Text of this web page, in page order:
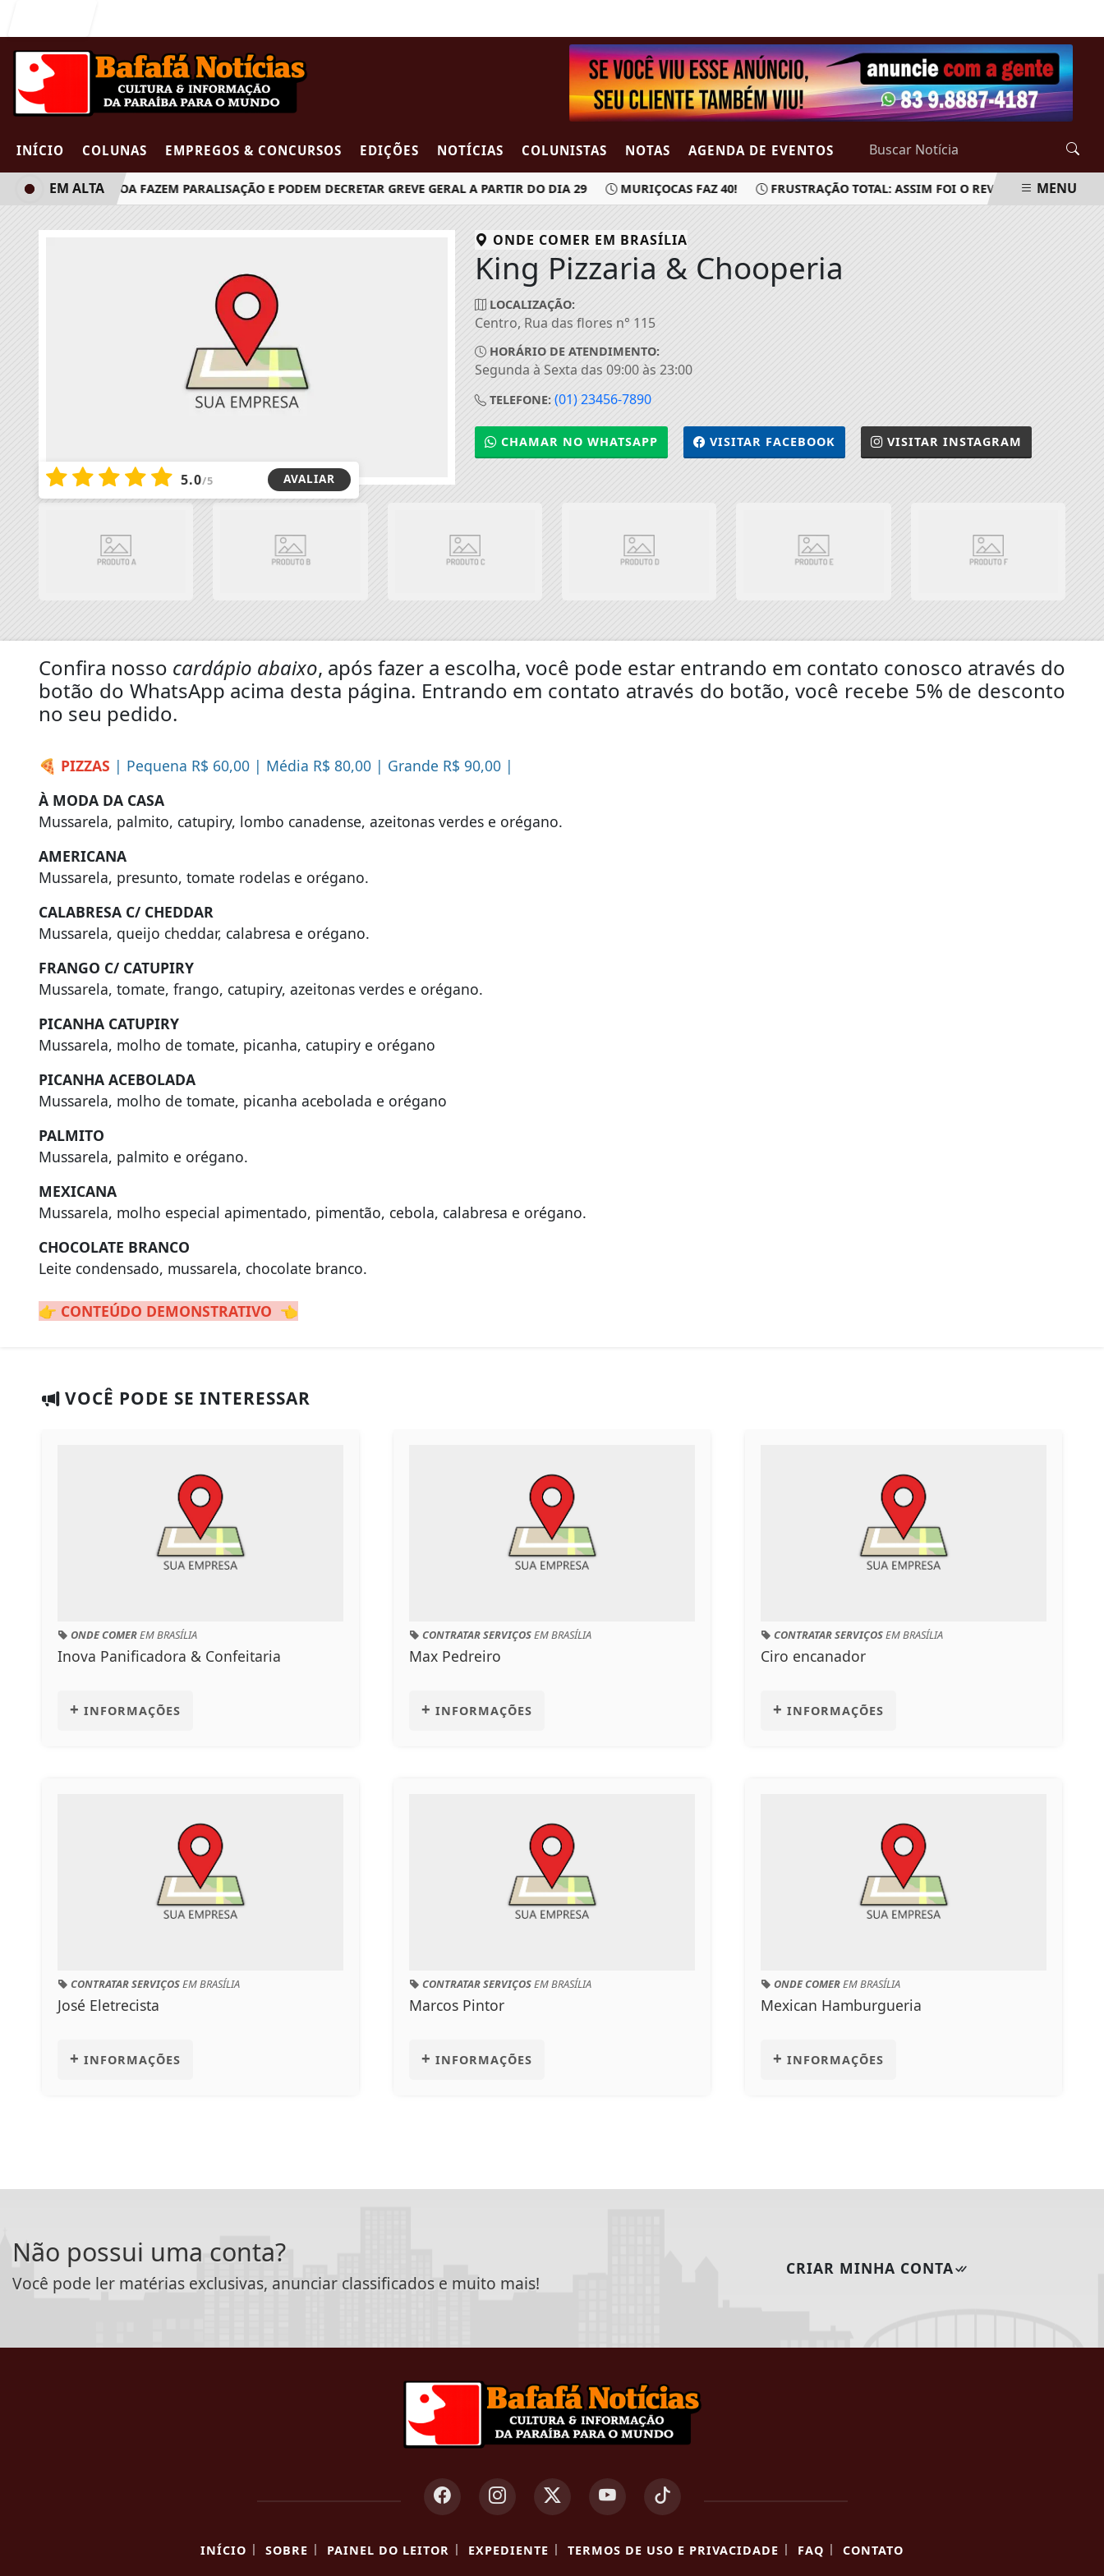
INÍCIO COLUNAS EMPREGOS & CONCURSOS EDIÇÕES NOTÍCIAS COLUNISTAS NOTAS AGENDA DE EVENTOS
DE JOÃO PESSOA FAZEM PARALISAÇÃO E PODEM DECRETAR GREVE GERAL A PARTIR DO DIA 29 MURIÇOCAS FAZ 40! FRUSTRAÇÃO TOTAL: ASSIM FOI O REVEILLON DE
EM ALTA MENU
5.0/5 AVALIAR
ONDE COMER EM BRASÍLIA
King Pizzaria & Chooperia
LOCALIZAÇÃO:
Centro, Rua das flores n° 115
HORÁRIO DE ATENDIMENTO:
Segunda à Sexta das 09:00 às 23:00
TELEFONE: (01) 23456-7890
CHAMAR NO WHATSAPP VISITAR FACEBOOK VISITAR INSTAGRAM
Confira nosso cardápio abaixo, após fazer a escolha, você pode estar entrando em contato conosco através do
botão do WhatsApp acima desta página. Entrando em contato através do botão, você recebe 5% de desconto
no seu pedido.
🍕 PIZZAS | Pequena R$ 60,00 | Média R$ 80,00 | Grande R$ 90,00 |
À MODA DA CASA
Mussarela, palmito, catupiry, lombo canadense, azeitonas verdes e orégano.
AMERICANA
Mussarela, presunto, tomate rodelas e orégano.
CALABRESA C/ CHEDDAR
Mussarela, queijo cheddar, calabresa e orégano.
FRANGO C/ CATUPIRY
Mussarela, tomate, frango, catupiry, azeitonas verdes e orégano.
PICANHA CATUPIRY
Mussarela, molho de tomate, picanha, catupiry e orégano
PICANHA ACEBOLADA
Mussarela, molho de tomate, picanha acebolada e orégano
PALMITO
Mussarela, palmito e orégano.
MEXICANA
Mussarela, molho especial apimentado, pimentão, cebola, calabresa e orégano.
CHOCOLATE BRANCO
Leite condensado, mussarela, chocolate branco.
👉 CONTEÚDO DEMONSTRATIVO 👈
VOCÊ PODE SE INTERESSAR
ONDE COMEREM BRASÍLIA
Inova Panificadora & Confeitaria
+ INFORMAÇÕES
CONTRATAR SERVIÇOSEM BRASÍLIA
Max Pedreiro
+ INFORMAÇÕES
CONTRATAR SERVIÇOSEM BRASÍLIA
Ciro encanador
+ INFORMAÇÕES
CONTRATAR SERVIÇOSEM BRASÍLIA
José Eletrecista
+ INFORMAÇÕES
CONTRATAR SERVIÇOSEM BRASÍLIA
Marcos Pintor
+ INFORMAÇÕES
ONDE COMEREM BRASÍLIA
Mexican Hamburgueria
+ INFORMAÇÕES
Não possui uma conta?
Você pode ler matérias exclusivas, anunciar classificados e muito mais!
CRIAR MINHA CONTA
INÍCIO | SOBRE | PAINEL DO LEITOR | EXPEDIENTE | TERMOS DE USO E PRIVACIDADE | FAQ | CONTATO